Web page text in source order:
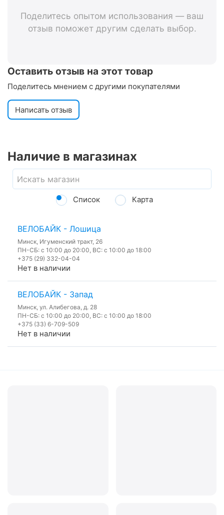
Поделитесь опытом использования — ваш
отзыв поможет другим сделать выбор.
Оставить отзыв на этот товар
Поделитесь мнением с другими покупателями
Написать отзыв
Наличие в магазинах
Список Карта
ВЕЛОБАЙК - Лошица
Минск, Игуменский тракт, 26
ПН-СБ: с 10:00 до 20:00, ВС: с 10:00 до 18:00
+375 (29) 332-04-04
Нет в наличии
ВЕЛОБАЙК - Запад
Минск, ул. Алибегова, д. 28
ПН-СБ: с 10:00 до 20:00, ВС: с 10:00 до 18:00
+375 (33) 6-709-509
Нет в наличии